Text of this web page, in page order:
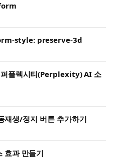
style: preserve-3d
퍼플렉시티(Perplexity) AI 소
생/정지 버튼 추가하기
효과 만들기